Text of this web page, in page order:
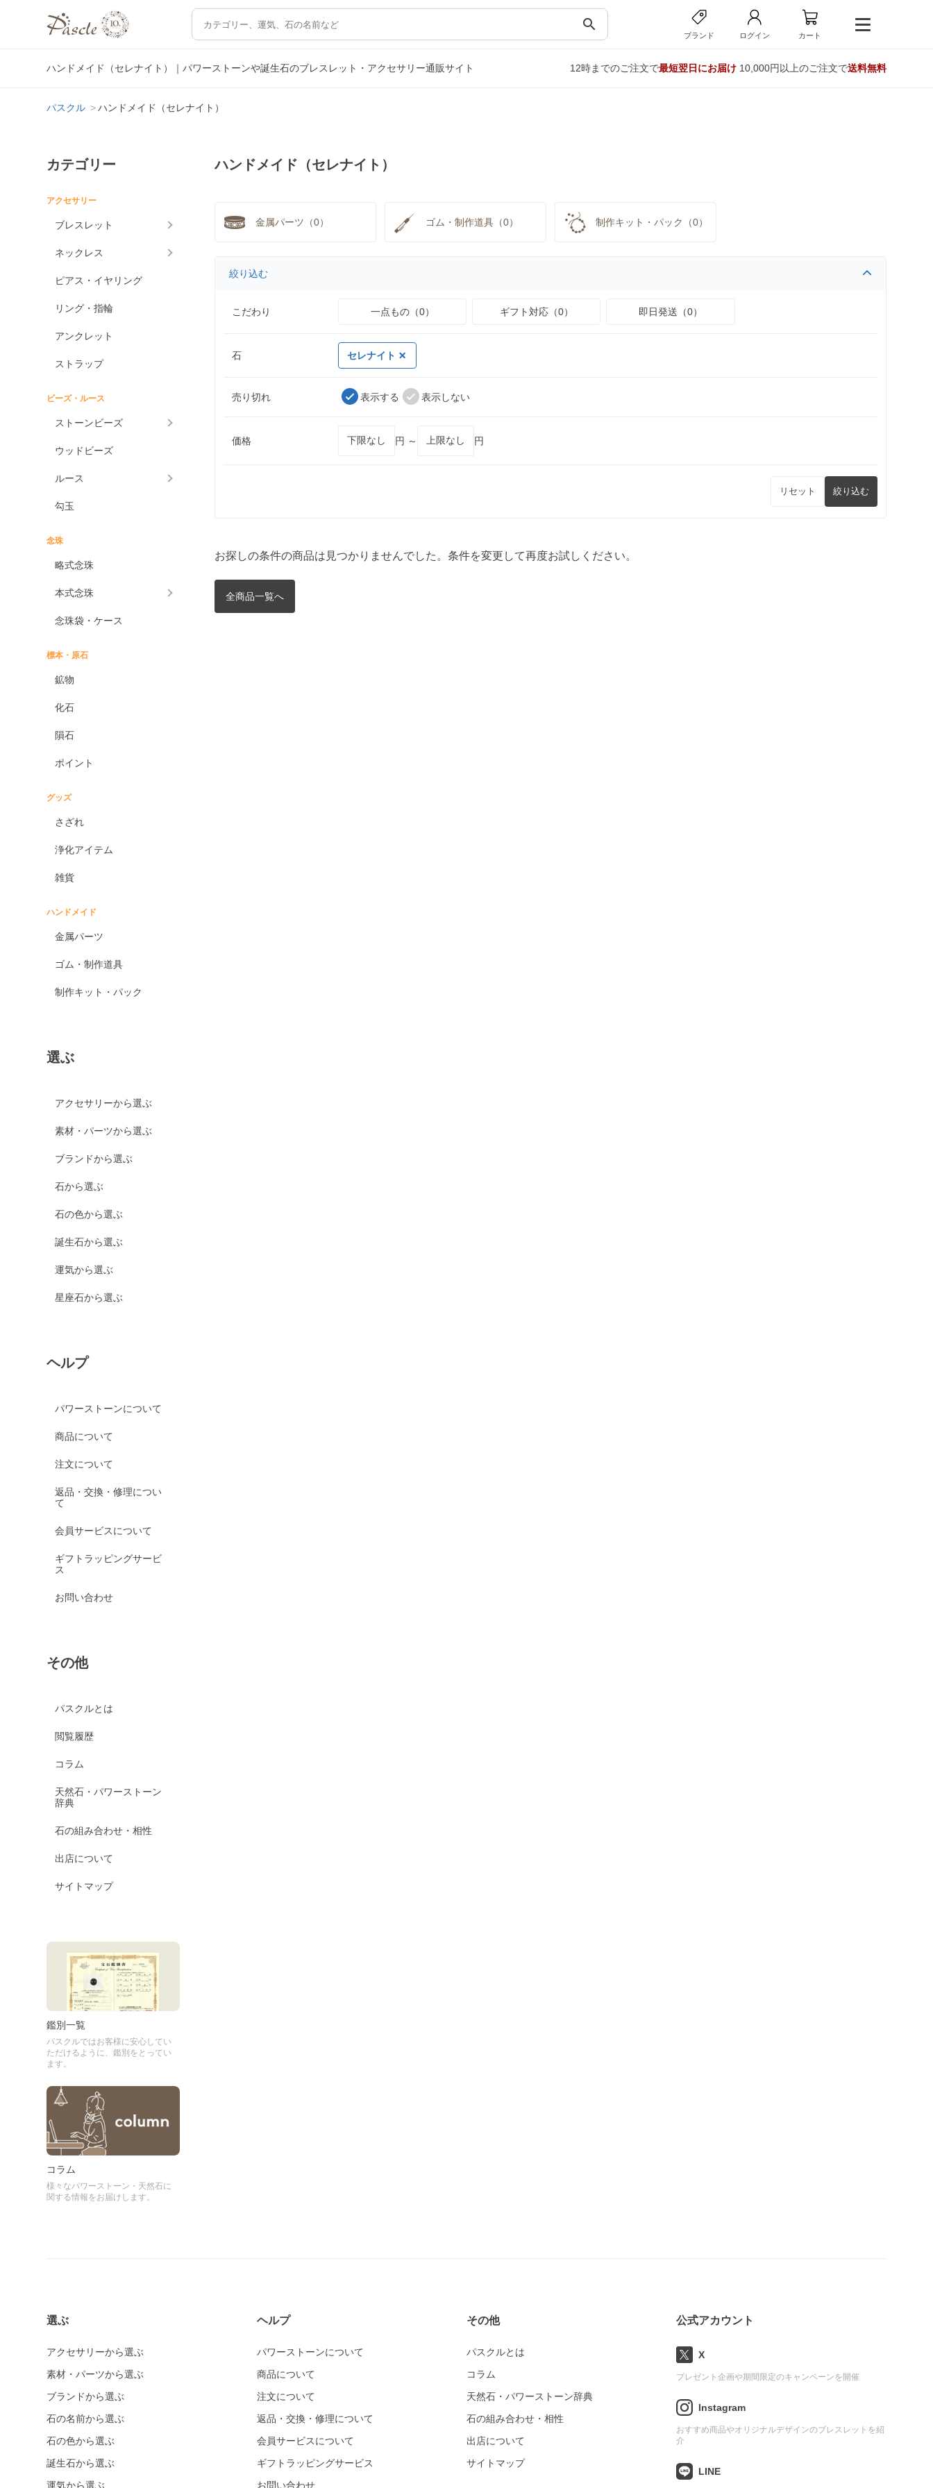
search
ブランド ログイン カート
ハンドメイド（セレナイト）｜パワーストーンや誕生石のブレスレット・アクセサリー通販サイト 12時までのご注文で最短翌日にお届け10,000円以上のご注文で送料無料
パスクル ハンドメイド（セレナイト）
カテゴリー
アクセサリー
ブレスレット
ネックレス
ピアス・イヤリング
リング・指輪
アンクレット
ストラップ
ビーズ・ルース
ストーンビーズ
ウッドビーズ
ルース
勾玉
念珠
略式念珠
本式念珠
念珠袋・ケース
標本・原石
鉱物
化石
隕石
ポイント
グッズ
さざれ
浄化アイテム
雑貨
ハンドメイド
金属パーツ
ゴム・制作道具
制作キット・パック
選ぶ
アクセサリーから選ぶ
素材・パーツから選ぶ
ブランドから選ぶ
石から選ぶ
石の色から選ぶ
誕生石から選ぶ
運気から選ぶ
星座石から選ぶ
ヘルプ
パワーストーンについて
商品について
注文について
返品・交換・修理につい
て
会員サービスについて
ギフトラッピングサービ
ス
お問い合わせ
その他
パスクルとは
閲覧履歴
コラム
天然石・パワーストーン
辞典
石の組み合わせ・相性
出店について
サイトマップ
鑑別一覧
パスクルではお客様に安心してい
ただけるように、鑑別をとってい
ます。
コラム
様々なパワーストーン・天然石に
関する情報をお届けします。
ハンドメイド（セレナイト）
金属パーツ（0） ゴム・制作道具（0） 制作キット・パック（0）
絞り込む
こだわり 一点もの（0） ギフト対応（0） 即日発送（0）
石 セレナイト
売り切れ 表示する 表示しない
価格 円 ～ 円
リセット 絞り込む
お探しの条件の商品は見つかりませんでした。条件を変更して再度お試しください。
全商品一覧へ
選ぶ
アクセサリーから選ぶ
素材・パーツから選ぶ
ブランドから選ぶ
石の名前から選ぶ
石の色から選ぶ
誕生石から選ぶ
運気から選ぶ
ヘルプ
パワーストーンについて
商品について
注文について
返品・交換・修理について
会員サービスについて
ギフトラッピングサービス
お問い合わせ
その他
パスクルとは
コラム
天然石・パワーストーン辞典
石の組み合わせ・相性
出店について
サイトマップ
公式アカウント
X
プレゼント企画や期間限定のキャンペーンを開催
Instagram
おすすめ商品やオリジナルデザインのブレスレットを紹
介
LINE